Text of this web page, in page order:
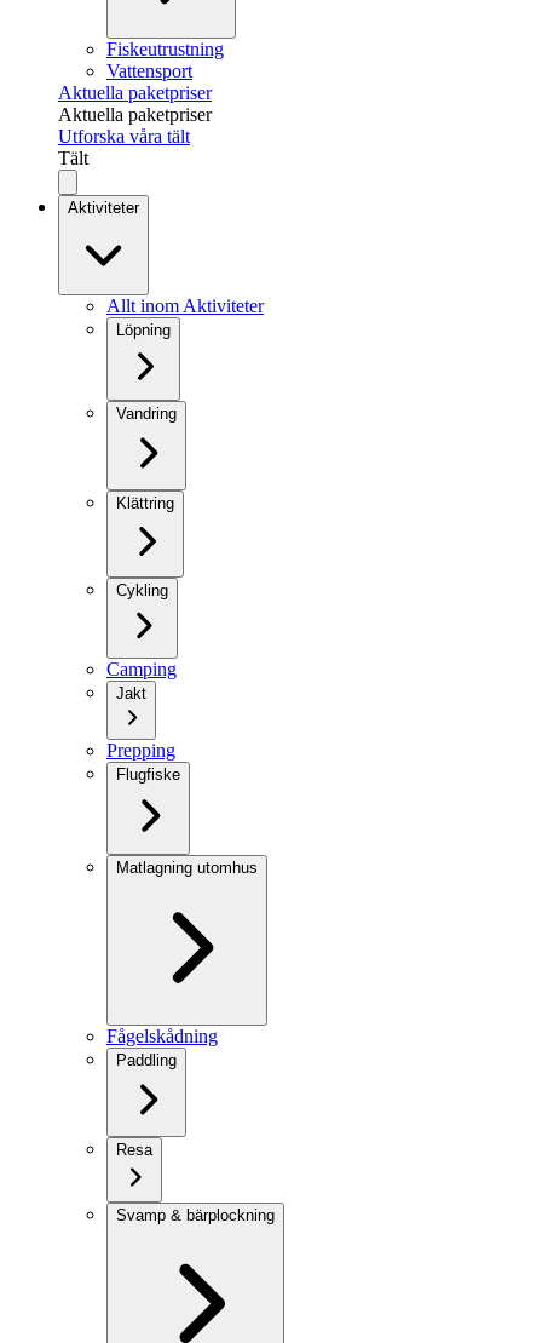
Fiskeutrustning
Vattensport
Aktuella paketpriser
Aktuella paketpriser
Utforska våra tält
Tält
Aktiviteter
Allt inom Aktiviteter
Löpning
Vandring
Klättring
Cykling
Camping
Jakt
Prepping
Flugfiske
Matlagning utomhus
Fågelskådning
Paddling
Resa
Svamp & bärplockning